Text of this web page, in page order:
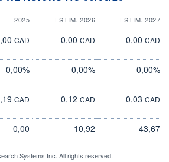
2025 ESTIM. 2026 ESTIM. 2027
CAD 0,00 CAD 0,00 CAD
0,00% 0,00% 0,00%
CAD 0,12 CAD 0,03 CAD
0,00 10,92 43,67
Systems Inc. All rights reserved.